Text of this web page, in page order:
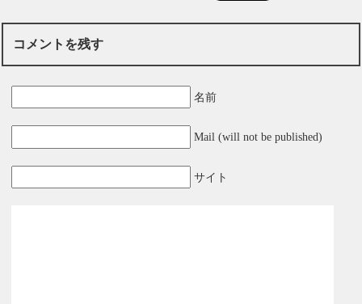
コメントを残す
名前
Mail (will not be published)
サイト